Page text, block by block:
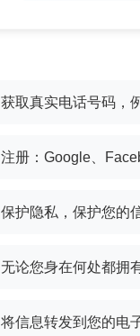
获取真实电话号码，
注册：Google、
保护隐私，保护您的
无论您身在何处都拥
将信息转发到您的电